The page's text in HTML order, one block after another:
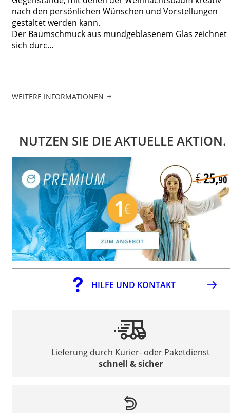
nach den persönlichen Wünschen und Vorstellungen
gestaltet werden kann.
Der Baumschmuck aus mundgeblasenem Glas zeichnet
sich durc...
WEITERE INFORMATIONEN
NUTZEN SIE DIE AKTUELLE AKTION.
HILFE UND KONTAKT
Lieferung durch Kurier- oder Paketdienst
schnell & sicher